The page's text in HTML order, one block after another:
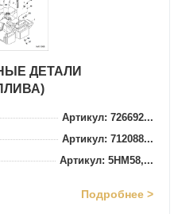
ДЕТАЛИ
Артикул: 726692...
Артикул: 712088...
Артикул: 5HM58,...
Подробнее >